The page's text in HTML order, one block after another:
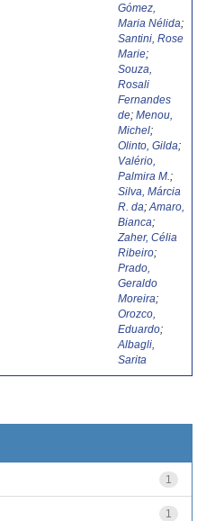
Gómez,
Maria Nélida;
Santini, Rose
Marie;
Souza,
Rosali
Fernandes
de; Menou,
Michel;
Olinto, Gilda;
Valério,
Palmira M. ;
Silva, Márcia
R. da; Amaro,
Bianca;
Zaher, Célia
Ribeiro;
Prado,
Geraldo
Moreira;
Orozco,
Eduardo;
Albagli,
Sarita
1
1